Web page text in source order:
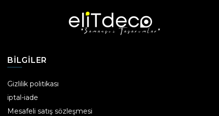
BILGILER
Gizlilik politikası
iptal-iade
Mesafeli satış sözleşmesi